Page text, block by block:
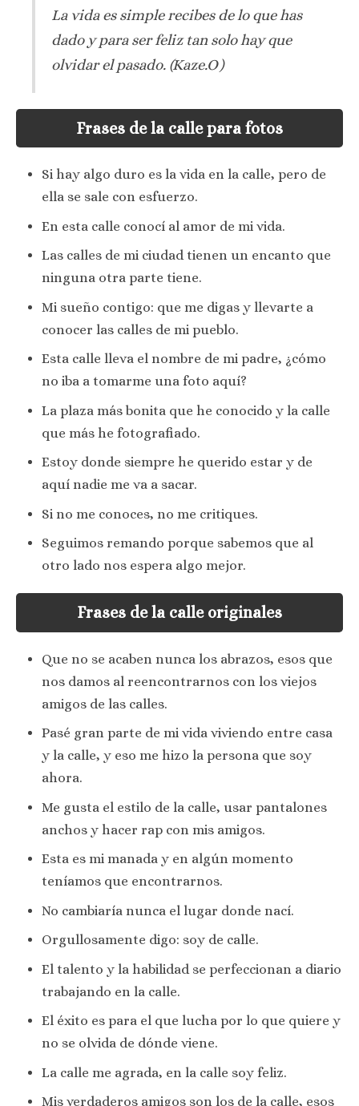
La vida es simple recibes de lo que has
dado y para ser feliz tan solo hay que
olvidar el pasado. (Kaze.O)
Frases de la calle para fotos
Si hay algo duro es la vida en la calle, pero de
ella se sale con esfuerzo.
En esta calle conocí al amor de mi vida.
Las calles de mi ciudad tienen un encanto que
ninguna otra parte tiene.
Mi sueño contigo: que me digas y llevarte a
conocer las calles de mi pueblo.
Esta calle lleva el nombre de mi padre, ¿cómo
no iba a tomarme una foto aquí?
La plaza más bonita que he conocido y la calle
que más he fotografiado.
Estoy donde siempre he querido estar y de
aquí nadie me va a sacar.
Si no me conoces, no me critiques.
Seguimos remando porque sabemos que al
otro lado nos espera algo mejor.
Frases de la calle originales
Que no se acaben nunca los abrazos, esos que
nos damos al reencontrarnos con los viejos
amigos de las calles.
Pasé gran parte de mi vida viviendo entre casa
y la calle, y eso me hizo la persona que soy
ahora.
Me gusta el estilo de la calle, usar pantalones
anchos y hacer rap con mis amigos.
Esta es mi manada y en algún momento
teníamos que encontrarnos.
No cambiaría nunca el lugar donde nací.
Orgullosamente digo: soy de calle.
El talento y la habilidad se perfeccionan a diario
trabajando en la calle.
El éxito es para el que lucha por lo que quiere y
no se olvida de dónde viene.
La calle me agrada, en la calle soy feliz.
Mis verdaderos amigos son los de la calle, esos